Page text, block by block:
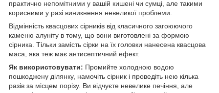
практично непомітними у вашій кишені чи сумці, але такими
корисними у разі виникнення невеликої проблеми.
Відмінність квасцових сірників від класичного загоюючого
каменю алуніту в тому, що вони виготовлені за формою
сірника. Тільки замість сірки на їх головки нанесена квасцова
маса, яка теж має антисептичний ефект.
Як використовувати: Промийте холодною водою
пошкоджену ділянку, намочіть сірник і проведіть нею кілька
разів за місцем порізу. Ви відчуєте невелике печіння, але